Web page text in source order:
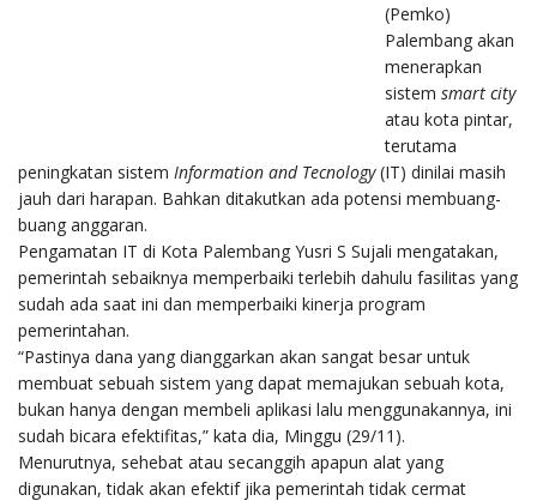
(Pemko)
Palembang akan
menerapkan
sistem smart city
atau kota pintar,
terutama
peningkatan sistem Information and Tecnology(IT) dinilai masih
jauh dari harapan. Bahkan ditakutkan ada potensi membuang-
buang anggaran.
Pengamatan IT di Kota Palembang Yusri S Sujali mengatakan,
pemerintah sebaiknya memperbaiki terlebih dahulu fasilitas yang
sudah ada saat ini dan memperbaiki kinerja program
pemerintahan.
“Pastinya dana yang dianggarkan akan sangat besar untuk
membuat sebuah sistem yang dapat memajukan sebuah kota,
bukan hanya dengan membeli aplikasi lalu menggunakannya, ini
sudah bicara efektifitas,” kata dia, Minggu (29/11).
Menurutnya, sehebat atau secanggih apapun alat yang
digunakan, tidak akan efektif jika pemerintah tidak cermat